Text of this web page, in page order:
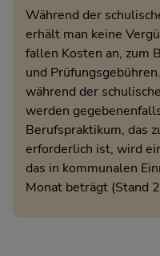
Während der
erhält man keine
fallen Kosten an, zum
und
während der
werden
Berufspraktikum, das
erforderlich ist, wird
das in kommunalen
Monat beträgt (Stand